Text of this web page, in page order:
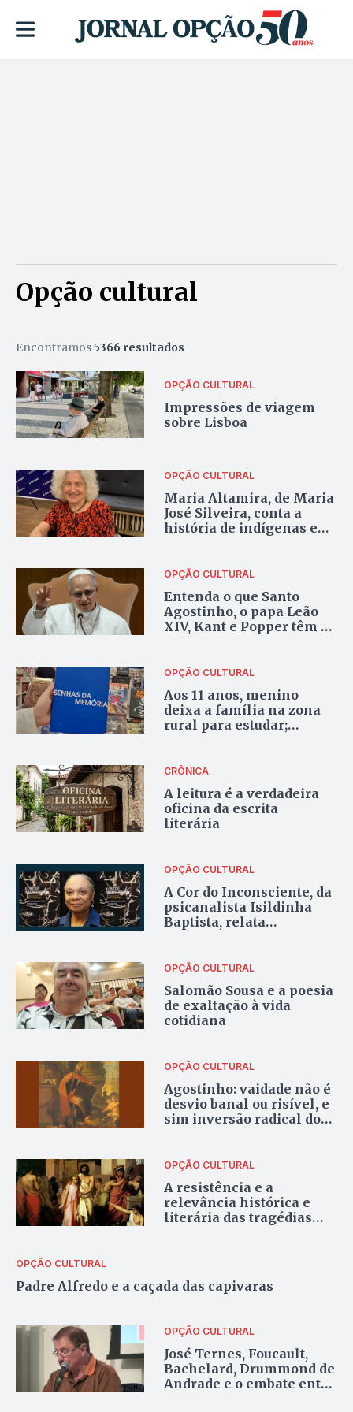
Opção cultural
Encontramos5366 resultados
OPÇÃO CULTURAL
Impressões de viagem
sobre Lisboa
OPÇÃO CULTURAL
Maria Altamira, de Maria
José Silveira, conta a
história de indígenas e
Monte
OPÇÃO CULTURAL
Entenda o que Santo
Agostinho, o papa Leão
XIV, Kant e Popper têm a
OPÇÃO CULTURAL
Aos 11 anos, menino
deixa a família na zona
rural para estudar;
romance inspirado no
poder transformador das
escolhas
CRÔNICA
A leitura é a verdadeira
oficina da escrita
literária
OPÇÃO CULTURAL
A Cor do Inconsciente, da
psicanalista Isildinha
Baptista, relata
negros
OPÇÃO CULTURAL
Salomão Sousa e a poesia
de exaltação à vida
cotidiana
OPÇÃO CULTURAL
Agostinho: vaidade não é
desvio banal ou risível, e
sim inversão radical do
OPÇÃO CULTURAL
A resistência e a
relevância histórica e
literária das tragédias
OPÇÃO CULTURAL
Padre Alfredo e a caçada das capivaras
OPÇÃO CULTURAL
José Ternes, Foucault,
Bachelard, Drummond de
Andrade e o embate entre